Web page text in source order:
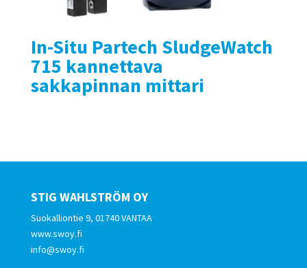
In-Situ Partech SludgeWatch
715 kannettava
sakkapinnan mittari
STIG WAHLSTRÖM OY
Suokalliontie 9, 01740 VANTAA
www.swoy.fi
info@swoy.fi